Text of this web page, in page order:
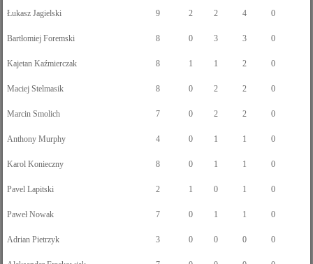
Łukasz Jagielski 9 2 2 4 0
Bartłomiej Foremski 8 0 3 3 0
Kajetan Kaźmierczak 8 1 1 2 0
Maciej Stelmasik 8 0 2 2 0
Marcin Smolich 7 0 2 2 0
Anthony Murphy 4 0 1 1 0
Karol Konieczny 8 0 1 1 0
Pavel Lapitski 2 1 0 1 0
Paweł Nowak 7 0 1 1 0
Adrian Pietrzyk 3 0 0 0 0